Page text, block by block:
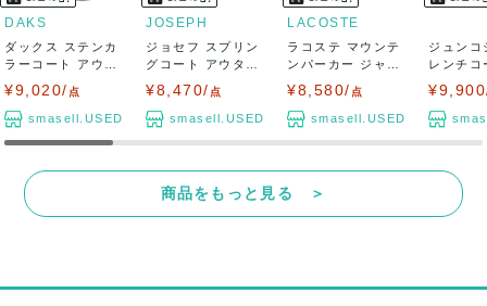
DAKS
ダックス ステンカ
ラーコート アウタ
¥9,020/ 点
smasell.USED
JOSEPH
ジョセフ スプリン
グコート アウター
¥8,470/ 点
smasell.USED
LACOSTE
ラコステ マウンテ
ンパーカー ジャケ
¥8,580/ 点
smasell.USED
ジュンコ
レンチコ
商品をもっと見る ＞